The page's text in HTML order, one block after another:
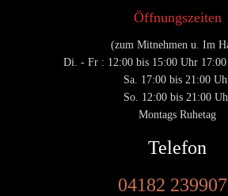
Öffnungszeiten
(zum Mitnehmen u. Im
Di. - Fr : 12:00 bis 15:00 Uhr
Sa. 17:00 bis 21:00
So. 12:00 bis 21:00
Montags Ruhetag
Telefon
04182